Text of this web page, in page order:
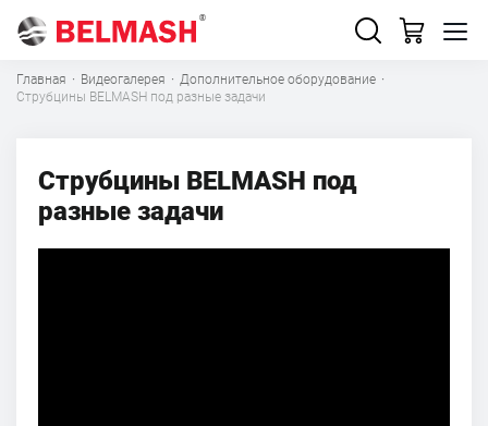
Главная · Видеогалерея · Дополнительное оборудование ·
Струбцины BELMASH под разные задачи
Струбцины BELMASH под
разные задачи